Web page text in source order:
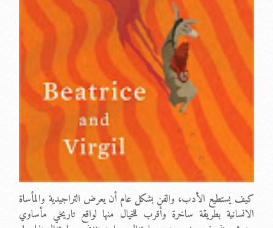
كيف يستطيع الأدب، والفن بشكل عام أن يعرض التراجيدية والمأساة
الانسانية بطريقة ساخرة وأقرب للخيال منها لواقع تاريخي مأساوي